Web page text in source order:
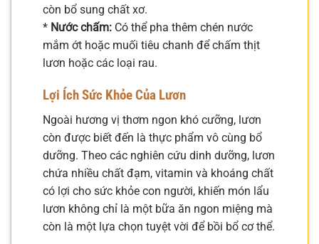
còn bổ sung chất xơ.
* Nước chấm: Có thể pha thêm chén nước
mắm ớt hoặc muối tiêu chanh để chấm thịt
lươn hoặc các loại rau.
Lợi Ích Sức Khỏe Của Lươn
Ngoài hương vị thơm ngon khó cưỡng, lươn
còn được biết đến là thực phẩm vô cùng bổ
dưỡng. Theo các nghiên cứu dinh dưỡng, lươn
chứa nhiều chất đạm, vitamin và khoáng chất
có lợi cho sức khỏe con người, khiến món lẩu
lươn không chỉ là một bữa ăn ngon miệng mà
còn là một lựa chọn tuyệt vời để bồi bổ cơ thể.